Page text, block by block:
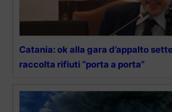
Catania: ok alla gara d’appalto
raccolta rifiuti “porta a porta”